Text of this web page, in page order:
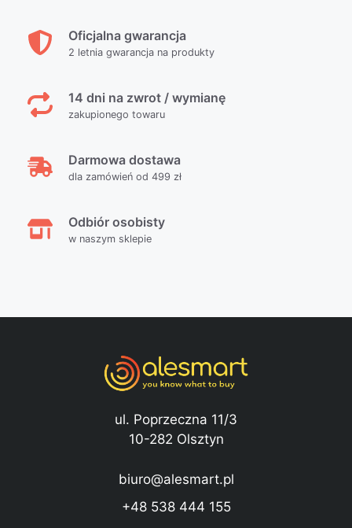
Oficjalna gwarancja
2 letnia gwarancja na produkty
14 dni na zwrot / wymianę
zakupionego towaru
Darmowa dostawa
dla zamówień od 499 zł
Odbiór osobisty
w naszym sklepie
ul. Poprzeczna 11/3
10-282 Olsztyn
biuro@alesmart.pl
+48 538 444 155